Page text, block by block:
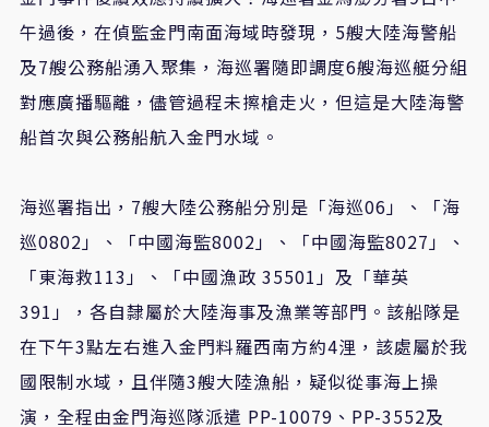
午過後，在偵監金門南面海域時發現，5艘大陸海警船
及7艘公務船湧入聚集，海巡署隨即調度6艘海巡艇分組
對應廣播驅離，儘管過程未擦槍走火，但這是大陸海警
船首次與公務船航入金門水域。
海巡署指出，7艘大陸公務船分別是「海巡06」、「海
巡0802」、「中國海監8002」、「中國海監8027」、
「東海救113」、「中國漁政 35501」及「華英
391」，各自隸屬於大陸海事及漁業等部門。該船隊是
在下午3點左右進入金門料羅西南方約4浬，該處屬於我
國限制水域，且伴隨3艘大陸漁船，疑似從事海上操
演，全程由金門海巡隊派遣 PP-10079、PP-3552及